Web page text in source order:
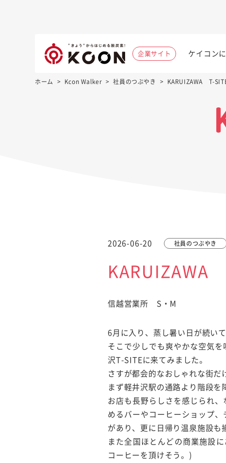
企業サイト ケイコン
ホーム > Kcon Walker > 社員のつぶやき > KARUIZAWA T-
2026-06-20 社員のつぶやき
KARUIZAWA
信越営業所 S・M
6月に入り、蒸し暑い日が続いて
そこで少しでも爽やかな空気
沢T-SITEに来てみました。
さすが都会的なおしゃれな街だ
まず軽井沢駅の通路より階段を
お店も長野らしさを感じられ
めるバーやコーヒーショップ
があり、更に日帰り温泉施設も
また全国ほとんどの商業施設
コーヒーを頂けそう。)